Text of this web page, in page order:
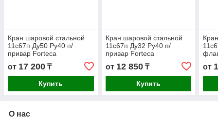
Кран шаровой стальной
11с67п Ду50 Ру40 п/
привар Forteca
от 17 200 ₸
Купить
Кран шаровой стальной
11с67п Ду32 Ру40 п/
привар Forteca
от 12 850₸
Купить
от
О нас